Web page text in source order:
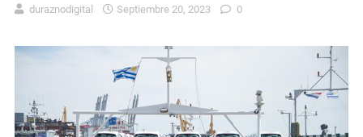
duraznodigital Septiembre 20, 2023 0